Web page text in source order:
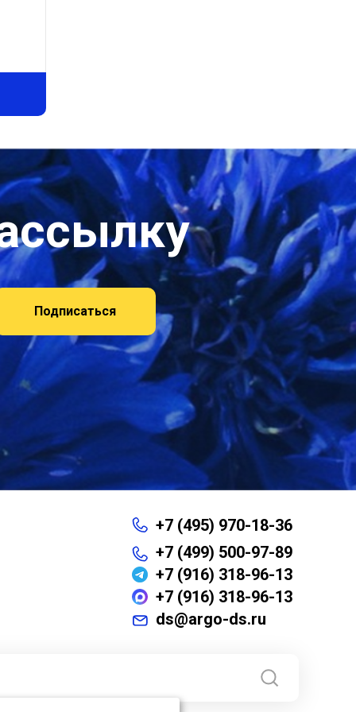
Подписаться
+7 (495) 970-18-36
+7 (499) 500-97-89
+7 (916) 318-96-13
+7 (916) 318-96-13
ds@argo-ds.ru